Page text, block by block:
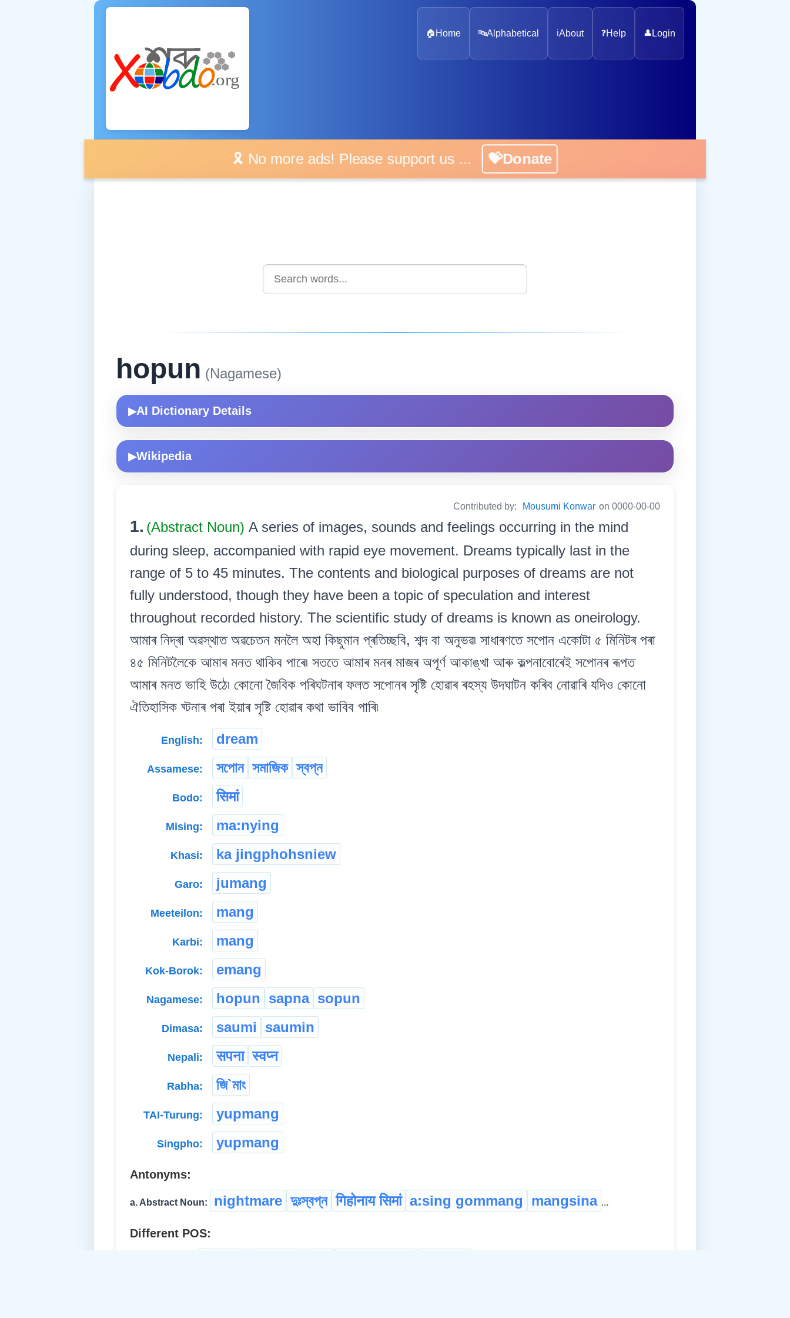
🏠 Home 🔤Alphabetical ℹ️About ❓Help 👤 Login
🎗️ No more ads! Please support us ... 💝Donate
hopun (Nagamese)
▶AI Dictionary Details
▶Wikipedia
Contributed by: Mousumi Konwar on 0000-00-00
1. (Abstract Noun) A series of images, sounds and feelings occurring in the mind
during sleep, accompanied with rapid eye movement. Dreams typically last in the
range of 5 to 45 minutes. The contents and biological purposes of dreams are not
fully understood, though they have been a topic of speculation and interest
throughout recorded history. The scientific study of dreams is known as oneirology.
আমাৰ নিদ্ৰা অৱস্থাত অৱচেতন মনলৈ অহা কিছুমান প্ৰতিচ্ছবি, শব্দ বা অনুভৱ৷ সাধাৰণতে সপোন একোটা ৫ মিনিটৰ পৰা
৪৫ মিনিটলৈকে আমাৰ মনত থাকিব পাৰে৷ সততে আমাৰ মনৰ মাজৰ অপূৰ্ণ আকাঙ্খা আৰু কল্পনাবোৰেই সপোনৰ ৰূপত
আমাৰ মনত ভাহি উঠে৷ কোনো জৈবিক পৰিঘটনাৰ ফলত সপোনৰ সৃষ্টি হোৱাৰ ৰহস্য উদঘাটন কৰিব নোৱাৰি যদিও কোনো
ঐতিহাসিক ঘ্টনাৰ পৰা ইয়াৰ সৃষ্টি হোৱাৰ কথা ভাবিব পাৰি৷
English: dream
Assamese: সপোন সমাজিক স্বপ্ন
Bodo: सिमां
Mising: ma:nying
Khasi: ka jingphohsniew
Garo: jumang
Meeteilon: mang
Karbi: mang
Kok-Borok: emang
Nagamese: hopun sapna sopun
Dimasa: saumi saumin
Nepali: सपना स्वप्न
Rabha: জি`মাং
TAI-Turung: yupmang
Singpho: yupmang
Antonyms:
a. Abstract Noun: nightmare দুঃস্বপ্ন गिहोनाय सिमां a:sing gommang mangsina ...
Different POS: